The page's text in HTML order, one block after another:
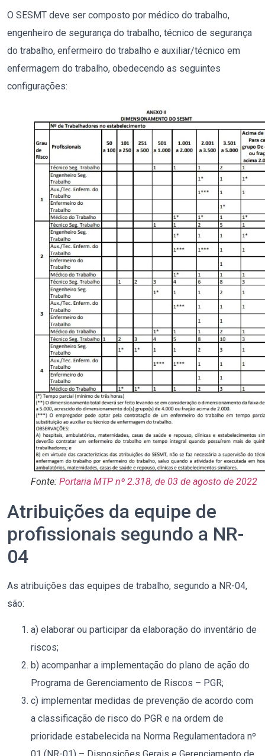
O SESMT deve ser composto por médico do trabalho,
engenheiro de segurança do trabalho, técnico de segurança
do trabalho, enfermeiro do trabalho e auxiliar/técnico em
enfermagem do trabalho, obedecendo as seguintes
configurações:
Fonte: Portaria MTP nº 2.318, de 03 de agosto de 2022
Atribuições da equipe de
profissionais segundo a NR-
04
As atribuições das equipes de trabalho, segundo a NR-04,
são:
a) elaborar ou participar da elaboração do inventário de
riscos;
b) acompanhar a implementação do plano de ação do
Programa de Gerenciamento de Riscos – PGR;
c) implementar medidas de prevenção de acordo com
a classificação de risco do PGR e na ordem de
prioridade estabelecida na Norma Regulamentadora nº